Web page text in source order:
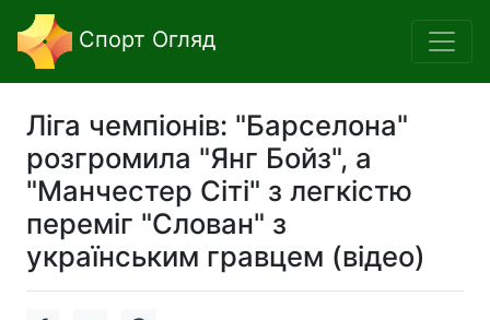
Спорт Огляд
Ліга чемпіонів: "Барселона"
розгромила "Янг Бойз", а
"Манчестер Сіті" з легкістю
переміг "Слован" з
українським гравцем (відео)